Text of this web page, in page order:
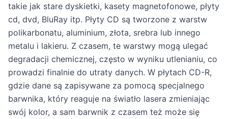
takie jak stare dyskietki, kasety magnetofonowe, płyty
cd, dvd, BluRay itp. Płyty CD są tworzone z warstw
polikarbonatu, aluminium, złota, srebra lub innego
metalu i lakieru. Z czasem, te warstwy mogą ulegać
degradacji chemicznej, często w wyniku utlenianiu, co
prowadzi finalnie do utraty danych. W płytach CD-R,
gdzie dane są zapisywane za pomocą specjalnego
barwnika, który reaguje na światło lasera zmieniając
swój kolor, a sam barwnik z czasem też może się